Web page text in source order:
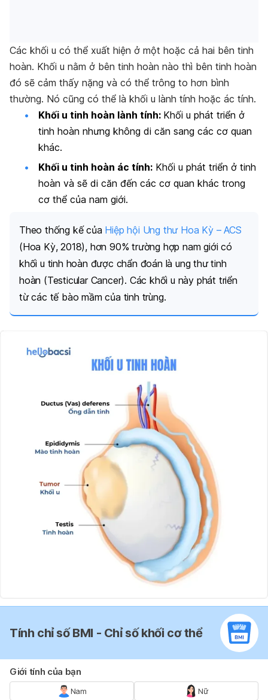
Các khối u có thể xuất hiện ở một hoặc cả hai bên tinh
hoàn. Khối u nằm ở bên tinh hoàn nào thì bên tinh hoàn
đó sẽ cảm thấy nặng và có thể trông to hơn bình
thường. Nó cũng có thể là khối u lành tính hoặc ác tính.
Khối u tinh hoàn lành tính: Khối u phát triển ở
tinh hoàn nhưng không di căn sang các cơ quan
khác.
Khối u tinh hoàn ác tính: Khối u phát triển ở tinh
hoàn và sẽ di căn đến các cơ quan khác trong
cơ thể của nam giới.
Theo thống kế của Hiệp hội Ung thư Hoa Kỳ – ACS
(Hoa Kỳ, 2018), hơn 90% trường hợp nam giới có
khối u tinh hoàn được chẩn đoán là ung thư tinh
hoàn (Testicular Cancer). Các khối u này phát triển
từ các tế bào mầm của tinh trùng.
Tính chỉ số BMI - Chỉ số khối cơ thể
Giới tính của bạn
Nam Nữ